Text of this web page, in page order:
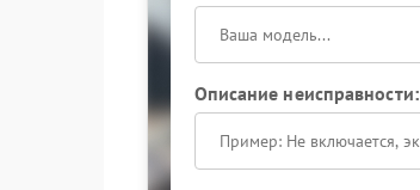
Описание неисправности: